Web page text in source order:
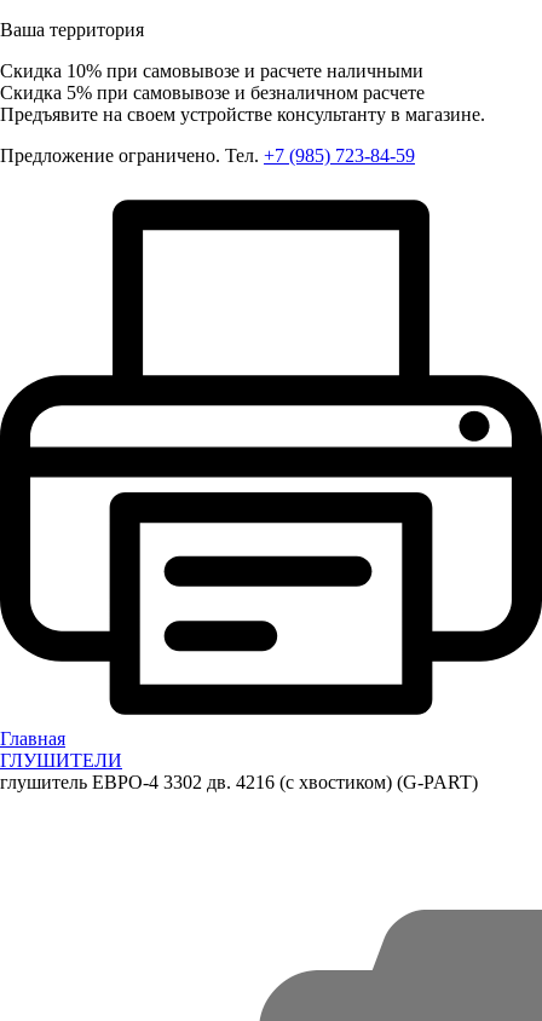
Ваша территория
Скидка 10% при самовывозе и расчете наличными
Скидка 5% при самовывозе и безналичном расчете
Предъявите на своем устройстве консультанту в магазине.
Предложение ограничено. Тел. +7 (985) 723-84-59
Главная
ГЛУШИТЕЛИ
глушитель ЕВРО-4 3302 дв. 4216 (с хвостиком) (G-PART)